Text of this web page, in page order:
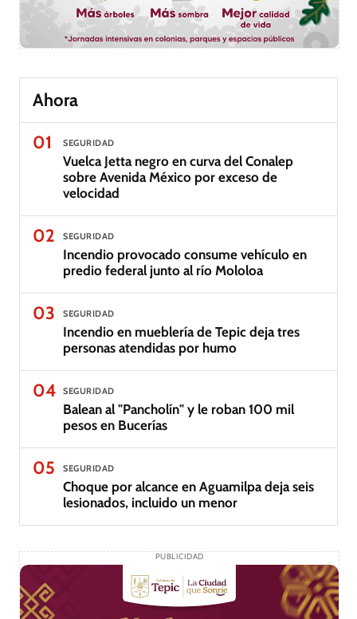
Ahora
01
SEGURIDAD
Vuelca Jetta negro en curva del Conalep
sobre Avenida México por exceso de
velocidad
02 SEGURIDAD
Incendio provocado consume vehículo en
predio federal junto al río Mololoa
03 SEGURIDAD
Incendio en mueblería de Tepic deja tres
personas atendidas por humo
04 SEGURIDAD
Balean al "Pancholín" y le roban 100 mil
pesos en Bucerías
05 SEGURIDAD
Choque por alcance en Aguamilpa deja seis
lesionados, incluido un menor
PUBLICIDAD